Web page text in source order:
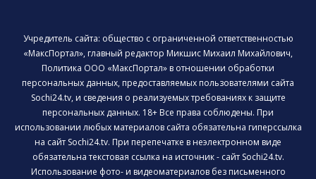
Учредитель сайта: общество с ограниченной ответственностью
«МаксПортал», главный редактор Микшис Михаил Михайлович,
Политика ООО «МаксПортал» в отношении обработки
персональных данных, предоставляемых пользователями сайта
Sochi24.tv, и сведения о реализуемых требованиях к защите
персональных данных. 18+ Все права соблюдены. При
использовании любых материалов сайта обязательна гиперссылка
на сайт Sochi24.tv. При перепечатке в неэлектронном виде
обязательна текстовая ссылка на источник - сайт Sochi24.tv.
Использование фото- и видеоматериалов без письменного